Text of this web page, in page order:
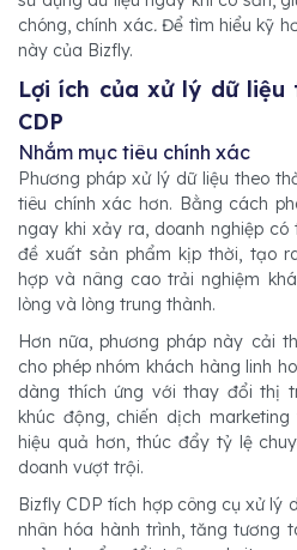
chóng, chính xác.Để tìm hiểu kỹ
này của Bizfly.
Lợi ích của xử lý dữ
CDP
Nhắm mục tiêu chính xác
Phương pháp xử lý dữ liệu theo
tiêu chính xác hơn. Bằng cách
ngay khi xảy ra, doanh nghiệp
đề xuất sản phẩm kịp thời, tạo
hợp và nâng cao trải nghiệm
lòng và lòng trung thành.
Hơn nữa, phương pháp này cải
cho phép nhóm khách hàng linh
dàng thích ứng với thay đổi thị
khúc động, chiến dịch
hiệu quả hơn, thúc đẩy tỷ lệ
doanh vượt trội.
Bizfly CDP tích hợp công cụ xử lý
nhân hóa hành trình, tăng tương